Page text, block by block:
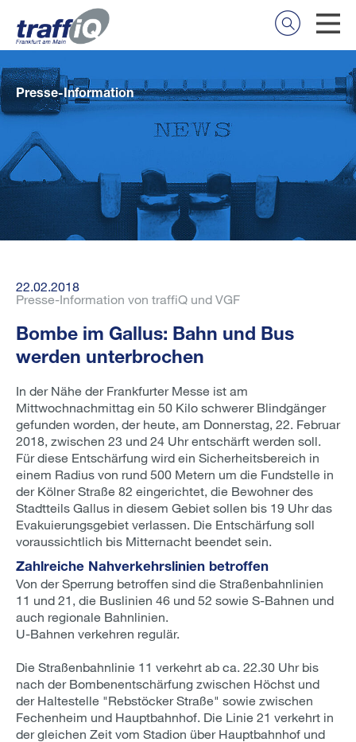
Presse-Information
22.02.2018
Presse-Information von traffiQ und VGF
Bombe im Gallus: Bahn und Bus
werden unterbrochen
In der Nähe der Frankfurter Messe ist am
Mittwochnachmittag ein 50 Kilo schwerer Blindgänger
gefunden worden, der heute, am Donnerstag, 22. Februar
2018, zwischen 23 und 24 Uhr entschärft werden soll.
Für diese Entschärfung wird ein Sicherheitsbereich in
einem Radius von rund 500 Metern um die Fundstelle in
der Kölner Straße 82 eingerichtet, die Bewohner des
Stadtteils Gallus in diesem Gebiet sollen bis 19 Uhr das
Evakuierungsgebiet verlassen. Die Entschärfung soll
voraussichtlich bis Mitternacht beendet sein.
Zahlreiche Nahverkehrslinien betroffen
Von der Sperrung betroffen sind die Straßenbahnlinien
11 und 21, die Buslinien 46 und 52 sowie S-Bahnen und
auch regionale Bahnlinien.
U-Bahnen verkehren regulär.
Die Straßenbahnlinie 11 verkehrt ab ca. 22.30 Uhr bis
nach der Bombenentschärfung zwischen Höchst und
der Haltestelle "Rebstöcker Straße" sowie zwischen
Fechenheim und Hauptbahnhof. Die Linie 21 verkehrt in
der gleichen Zeit vom Stadion über Hauptbahnhof und